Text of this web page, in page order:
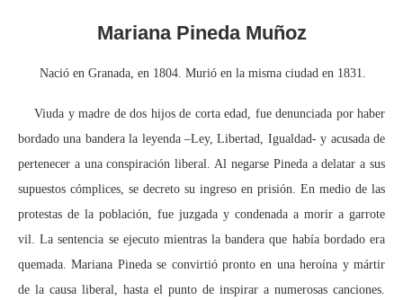
Mariana Pineda Muñoz
Nació en Granada, en 1804. Murió en la misma ciudad en 1831.
Viuda y madre de dos hijos de corta edad, fue denunciada por haber
bordado una bandera la leyenda –Ley, Libertad, Igualdad- y acusada de
pertenecer a una conspiración liberal. Al negarse Pineda a delatar a sus
supuestos cómplices, se decreto su ingreso en prisión. En medio de las
protestas de la población, fue juzgada y condenada a morir a garrote
vil. La sentencia se ejecuto mientras la bandera que había bordado era
quemada. Mariana Pineda se convirtió pronto en una heroína y mártir
de la causa liberal, hasta el punto de inspirar a numerosas canciones.